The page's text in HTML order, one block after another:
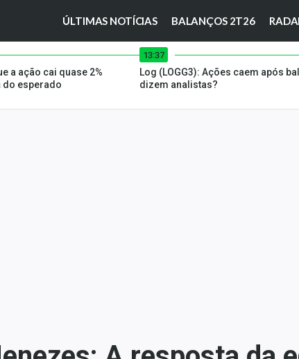
ÚLTIMAS NOTÍCIAS BALANÇOS 2T26
a ação cai quase 2%
do esperado
13:37
Log (LOGG3): Ações caem após
dizem analistas?